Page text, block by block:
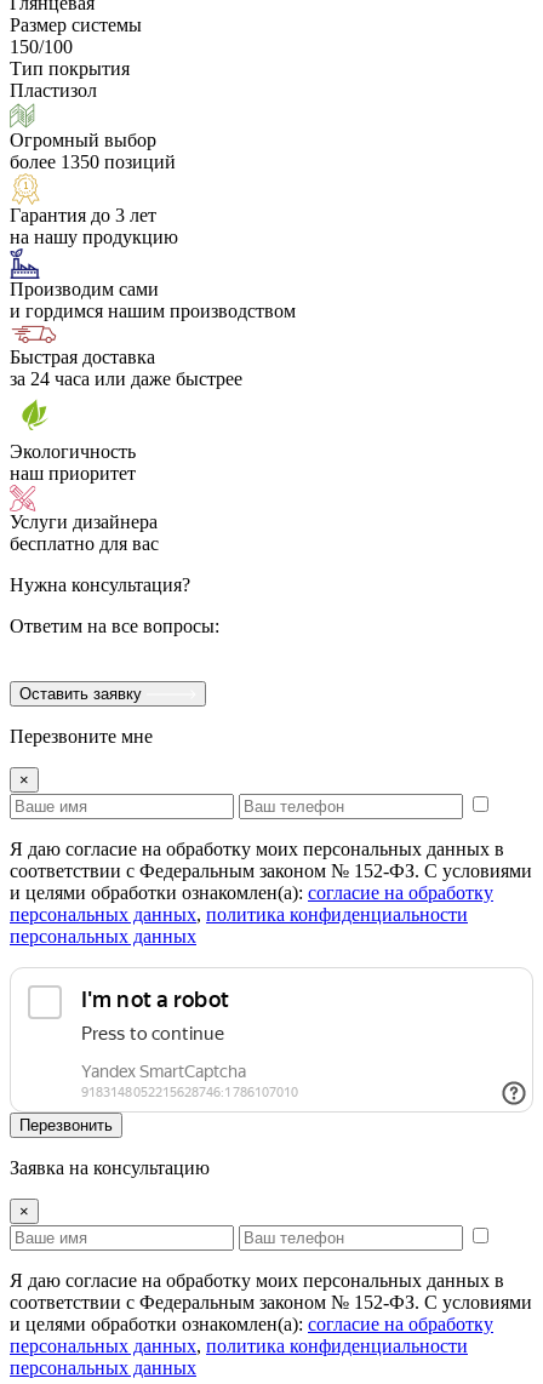
Размер системы
150/100
Тип покрытия
Пластизол
Огромный выбор
более 1350 позиций
Гарантия до 3 лет
на нашу продукцию
Производим сами
и гордимся нашим производством
Быстрая доставка
за 24 часа или даже быстрее
Экологичность
наш приоритет
Услуги дизайнера
бесплатно для вас
Нужна консультация?
Ответим на все вопросы:
Оставить заявку
Перезвоните мне
×
Я даю согласие на обработку моих персональных данных в
соответствии с Федеральным законом № 152-ФЗ. С условиями
и целями обработки ознакомлен(а): cогласие на обработку
персональных данных, политика конфиденциальности
персональных данных
Перезвонить
Заявка на консультацию
×
Я даю согласие на обработку моих персональных данных в
соответствии с Федеральным законом № 152-ФЗ. С условиями
и целями обработки ознакомлен(а): cогласие на обработку
персональных данных, политика конфиденциальности
персональных данных